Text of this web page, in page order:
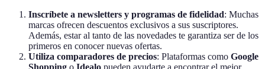
Inscríbete a newsletters y programas de fidelidad: Muchas
marcas ofrecen descuentos exclusivos a sus suscriptores.
Además, estar al tanto de las novedades te garantiza ser de los
primeros en conocer nuevas ofertas.
Utiliza comparadores de precios: Plataformas como Google
Shopping o Idealo pueden ayudarte a encontrar el mejor